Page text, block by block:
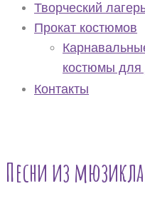
Творческий
Прокат костюмов
костюмы для
Контакты
Песни из